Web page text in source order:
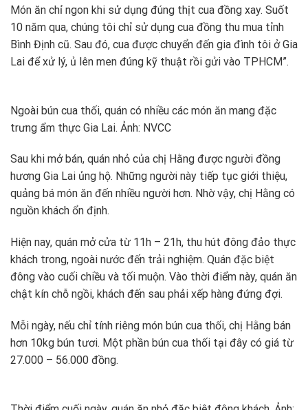
Món ăn chỉ ngon khi sử dụng đúng thịt cua đồng xay. Suốt
10 năm qua, chúng tôi chỉ sử dụng cua đồng thu mua tỉnh
Bình Định cũ. Sau đó, cua được chuyển đến gia đình tôi ở Gia
Lai để xử lý, ủ lên men đúng kỹ thuật rồi gửi vào TPHCM”.
Ngoài bún cua thối, quán có nhiều các món ăn mang đặc
trưng ẩm thực Gia Lai. Ảnh: NVCC
Sau khi mở bán, quán nhỏ của chị Hằng được người đồng
hương Gia Lai ủng hộ. Những người này tiếp tục giới thiệu,
quảng bá món ăn đến nhiều người hơn. Nhờ vậy, chị Hằng có
nguồn khách ổn định.
Hiện nay, quán mở cửa từ 11h – 21h, thu hút đông đảo thực
khách trong, ngoài nước đến trải nghiệm. Quán đặc biệt
đông vào cuối chiều và tối muộn. Vào thời điểm này, quán ăn
chật kín chỗ ngồi, khách đến sau phải xếp hàng đứng đợi.
Mỗi ngày, nếu chỉ tính riêng món bún cua thối, chị Hằng bán
hơn 10kg bún tươi. Một phần bún cua thối tại đây có giá từ
27.000 – 56.000 đồng.